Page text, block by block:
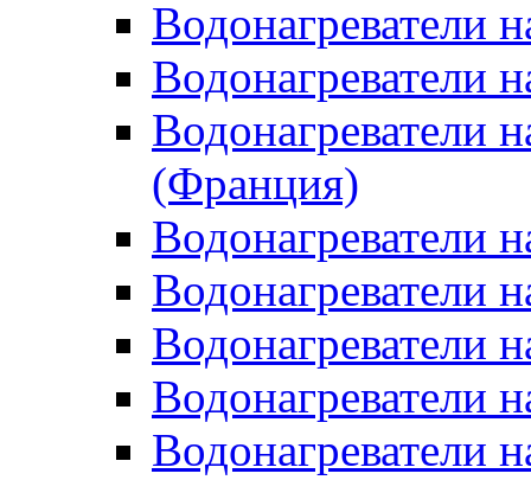
Водонагреватели
Водонагреватели
Водонагреватели
(Франция)
Водонагреватели
Водонагреватели
Водонагреватели
Водонагреватели
Водонагреватели